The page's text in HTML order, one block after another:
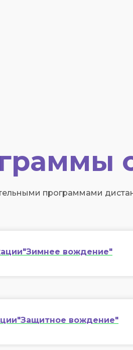
программами
вождение"
вождение"